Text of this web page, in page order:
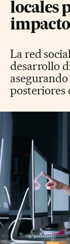
locales
La red
desarrollo
posteriores